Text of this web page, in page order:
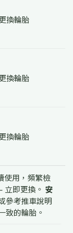
換輪胎
換輪胎
換輪胎
使用，頻繁檢
立即更換。 安
參考推車說明
致的輪胎。